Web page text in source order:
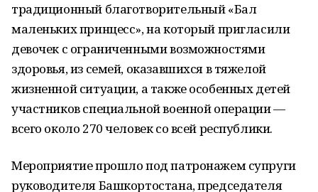
традиционный благотворительный «Бал
маленьких принцесс», на который пригласили
девочек с ограниченными возможностями
здоровья, из семей, оказавшихся в тяжелой
жизненной ситуации, а также особенных детей
участников специальной военной операции —
всего около 270 человек со всей республики.
Мероприятие прошло под патронажем супруги
руководителя Башкортостана, председателя